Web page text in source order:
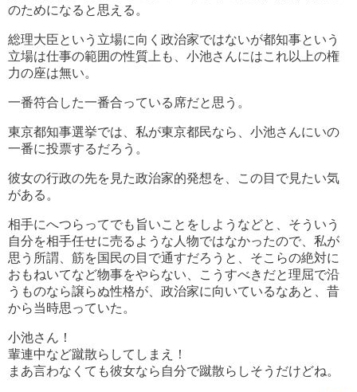
のためになると思える。
総理大臣という立場に向く政治家ではないが都知事という
立場は仕事の範囲の性質上も、小池さんにはこれ以上の権
力の座は無い。
一番符合した一番合っている席だと思う。
東京都知事選挙では、私が東京都民なら、小池さんにいの
一番に投票するだろう。
彼女の行政の先を見た政治家的発想を、この目で見たい気
がある。
相手にへつらってでも旨いことをしようなどと、そういう
自分を相手任せに売るような人物ではなかったので、私が
思う所謂、筋を国民の目で通すだろうと、そこらの絶対に
おもねいてなど物事をやらない、こうすべきだと理屈で沿
うものなら譲らぬ性格が、政治家に向いているなあと、昔
から当時思っていた。
小池さん！
輩連中など蹴散らしてしまえ！
まあ言わなくても彼女なら自分で蹴散らしそうだけどね。